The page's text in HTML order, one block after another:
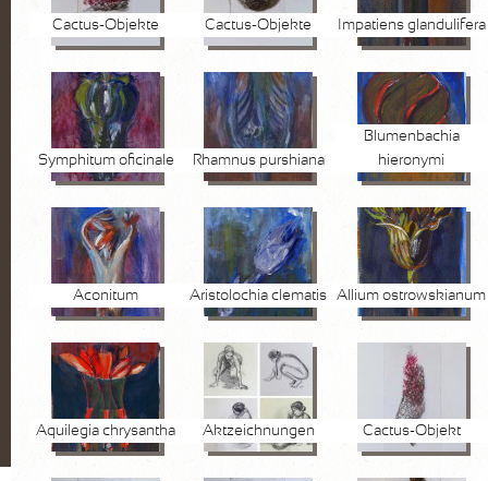
Cactus-Objekte Cactus-Objekte Impatiens glandulifera
Symphitum oficinale Rhamnus purshiana
Blumenbachia
hieronymi
Aconitum Aristolochia clematis Allium ostrowskianum
Aquilegia chrysantha Aktzeichnungen Cactus-Objekt